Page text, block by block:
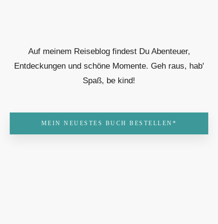
Auf meinem Reiseblog findest Du Abenteuer,
Entdeckungen und schöne Momente. Geh raus, hab'
Spaß, be kind!
MEIN NEUESTES BUCH BESTELLEN*